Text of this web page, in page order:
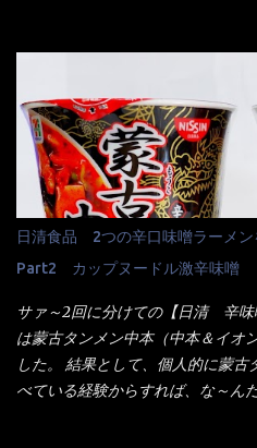
く行きましたねぇ～ だからタイ料
いた）が料理に必ず付いてきた
スでは・・・それは無いね！残念
プで、タイ料理をどの様に再現し
だなぁ～ 因みにガパオ＝ホーリ
キンが多く豚や牛もあります。 肉
く、粗挽きの肉になるんです。 そ
焼きが本来です。 今回はほぼ全
オタイなのと比べれば薄め？ や
ズ】が必要だナァ～ 笑 私は、ブ
く...
ている訳で何故に敢えて本商品を
格は、緑のたぬきの実売は108円
でした。 殆ど変わらないじゃな
メーカーHPから情報を得てみた
て居ない物質を赤色） ☆緑のた
造)、そば粉、植物油脂、植物性
かやく(小えびてんぷら、 かまぼ
ょうゆ、魚介エキス、たん白加水
脂)／加工でん粉、調味料(アミノ
ル色素、リン酸塩(Na)、増粘多糖
ミンE)、クチナシ色素、ベニコウ
タミンB1、香辛料抽出物、 カロ
日清食品 2つの辛口味噌ラーメン
Part2 カップヌードル激辛味噌
サァ～2回に分けての【日清 辛
は蒙古タンメン中本（中本＆イオ
した。 結果として、個人的に蒙
べている経験からすれば、な～ん